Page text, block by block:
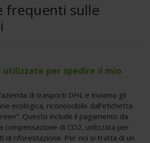
frequenti sulle
utilizzate per spedire il mio
di trasporti DHL e inviamo gli
ecologica, riconoscibile dall'etichetta
Questo include il pagamento da
compensazione di CO2, utilizzata per
di riforestazione. Per noi si tratta di un